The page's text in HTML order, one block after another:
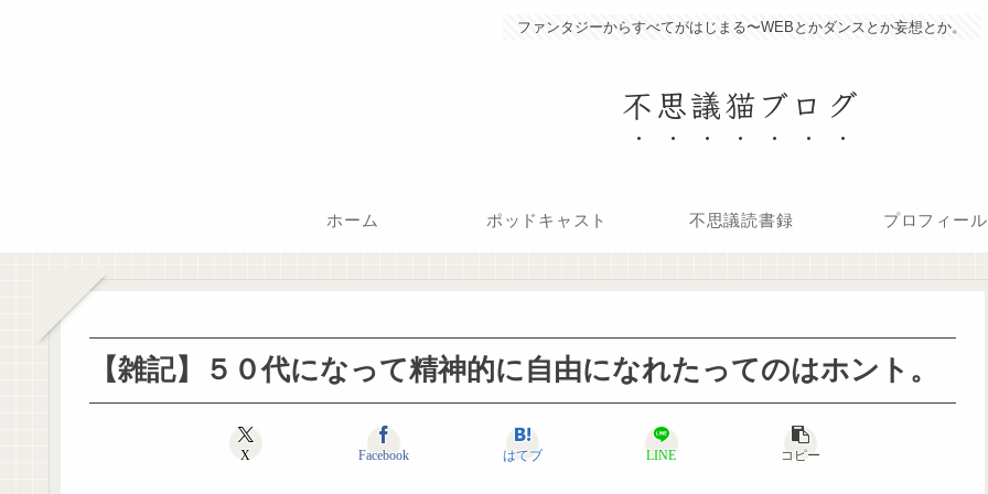
ファンタジーからすべてがはじまる〜WEBとかダンスとか妄想とか。
不思議猫ブログ
ホーム ポッドキャスト 不思議読書録 プロフィール
【雑記】５０代になって精神的に自由になれたってのはホント。
X Facebook はてブ LINE コピー